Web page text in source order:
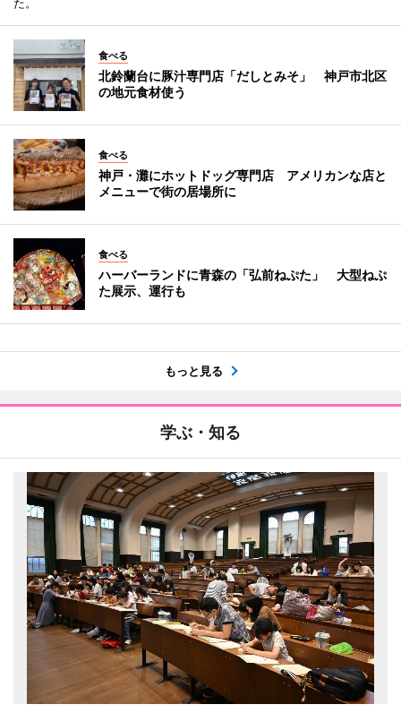
食べる
北鈴蘭台に豚汁専門店「だしとみそ」 神戸市北区
の地元食材使う
食べる
神戸・灘にホットドッグ専門店 アメリカンな店と
メニューで街の居場所に
食べる
ハーバーランドに青森の「弘前ねぷた」 大型ねぷ
た展示、運行も
もっと見る
学ぶ・知る